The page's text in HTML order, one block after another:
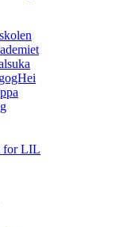
for LIL